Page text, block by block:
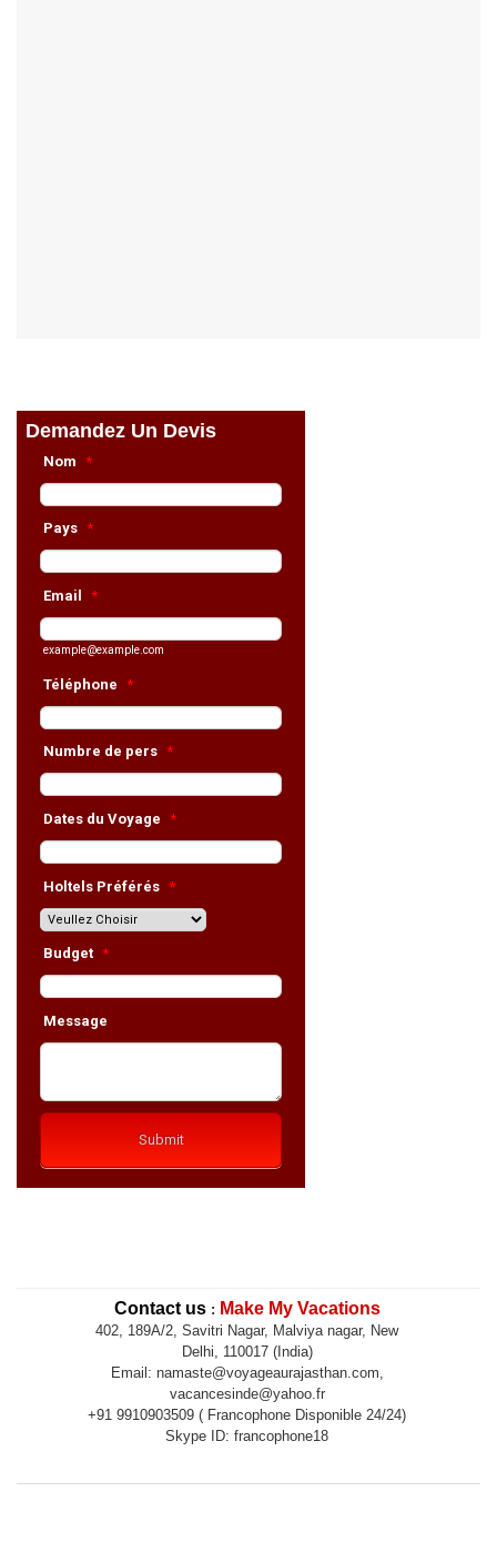
Contact us: Make My Vacations
402, 189A/2, Savitri Nagar, Malviya nagar, New
Delhi, 110017 (India)
Email: namaste@voyageaurajasthan.com,
vacancesinde@yahoo.fr
+91 9910903509 ( Francophone Disponible 24/24)
Skype ID: francophone18